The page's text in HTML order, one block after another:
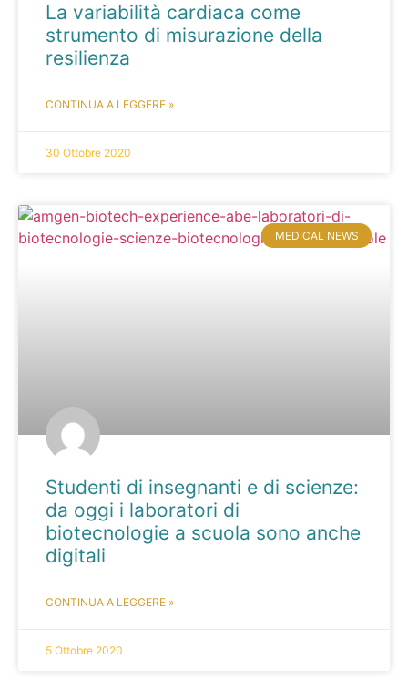
La variabilità cardiaca come
strumento di misurazione della
resilienza
CONTINUA A LEGGERE »
30 Ottobre 2020
MEDICAL NEWS
Studenti di insegnanti e di scienze:
da oggi i laboratori di
biotecnologie a scuola sono anche
digitali
CONTINUA A LEGGERE »
5 Ottobre 2020